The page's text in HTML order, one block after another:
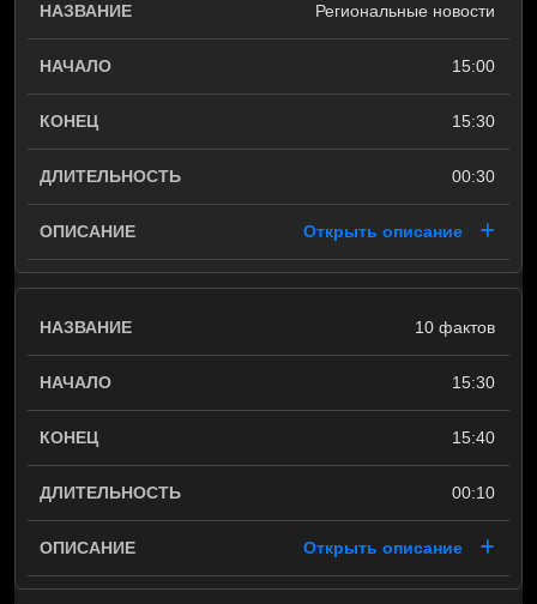
Региональные новости
15:00
15:30
00:30
Открыть описание
10 фактов
15:30
15:40
00:10
Открыть описание